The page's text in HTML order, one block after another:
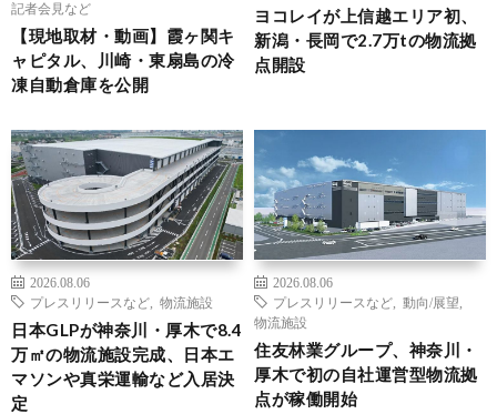
記者会見など
【現地取材・動画】霞ヶ関キ
ャピタル、川崎・東扇島の冷
凍自動倉庫を公開
ヨコレイが上信越エリア初、
新潟・長岡で2.7万tの物流拠
点開設
2026.08.06
プレスリリースなど
物流施設
日本GLPが神奈川・厚木で8.4
万㎡の物流施設完成、日本エ
マソンや真栄運輸など入居決
定
2026.08.06
プレスリリースなど
動向/展望
物流施設
住友林業グループ、神奈川・
厚木で初の自社運営型物流拠
点が稼働開始